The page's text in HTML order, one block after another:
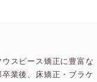
スピース矯正に豊富な
業後、床矯正・ブラケ